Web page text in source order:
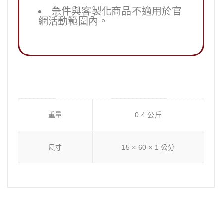
急件與客製化商品不適用於官
網活動範圍內。
重量 0.4 公斤
尺寸 15 × 60 × 1 公分